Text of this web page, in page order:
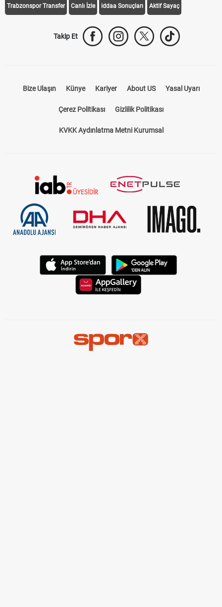
Trabzonspor Transfer Canlı İzle iddaa Sonuçları Aktif Sayaç
Takip Et
Bize Ulaşın Künye Kariyer About US Yasal Uyarı
Çerez Politikası Gizlilik Politikası
KVKK Aydınlatma Metni Kurumsal